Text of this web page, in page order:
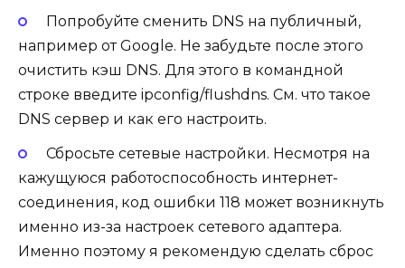
Попробуйте сменить DNS на публичный,
например от Google. Не забудьте после этого
очистить кэш DNS. Для этого в командной
строке введите ipconfig/flushdns. См. что такое
DNS сервер и как его настроить.
Сбросьте сетевые настройки. Несмотря на
кажущуюся работоспособность интернет-
соединения, код ошибки 118 может возникнуть
именно из-за настроек сетевого адаптера.
Именно поэтому я рекомендую сделать сброс